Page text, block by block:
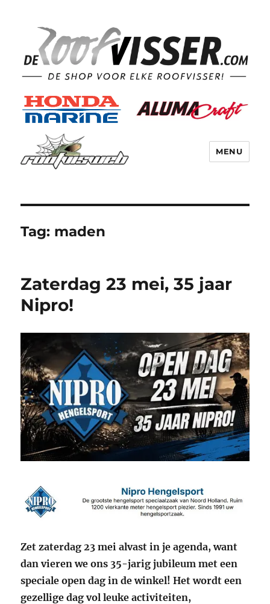
MENU
Tag: maden
Zaterdag 23 mei, 35 jaar
Nipro!
Zet zaterdag 23 mei alvast in je agenda, want
dan vieren we ons 35-jarig jubileum met een
speciale open dag in de winkel! Het wordt een
gezellige dag vol leuke activiteiten,